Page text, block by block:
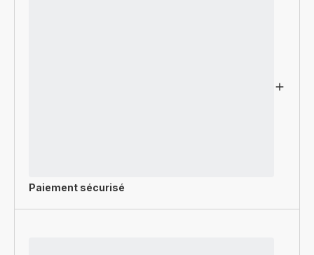
Paiement sécurisé